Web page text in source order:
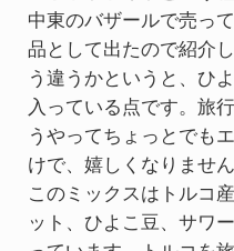
中東のバザールで売っ
品として出たので紹介
う違うかというと、ひ
入っている点です。旅
うやってちょっとでも
けで、嬉しくなりませ
このミックスはトルコ
ット、ひよこ豆、サワ